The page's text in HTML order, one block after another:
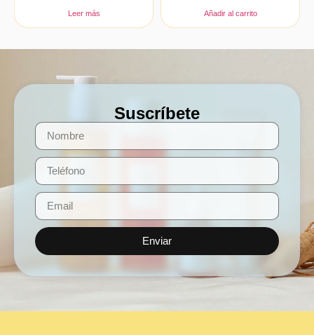
Leer más Añadir al carrito
Suscríbete
Enviar